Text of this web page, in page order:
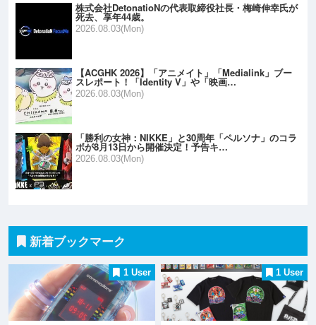
株式会社DetonatioNの代表取締役社長・梅崎伸幸氏が
死去、享年44歳。
2026.08.03(Mon)
【ACGHK 2026】「アニメイト」「Medialink」ブー
スレポート！「Identity V」や「映画…
2026.08.03(Mon)
「勝利の女神：NIKKE」と30周年「ペルソナ」のコラ
ボが8月13日から開催決定！予告キ…
2026.08.03(Mon)
新着ブックマーク
1 User 1 User